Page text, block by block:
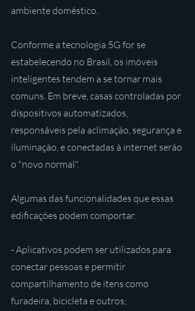
ambiente doméstico.
Conforme a tecnologia 5G for se
estabelecendo no Brasil, os imóveis
inteligentes tendem a se tornar mais
comuns. Em breve, casas controladas por
dispositivos automatizados,
responsáveis pela aclimação, segurança e
iluminação, e conectadas à internet serão
o "novo normal".
Algumas das funcionalidades que essas
edificações podem comportar:
- Aplicativos podem ser utilizados para
conectar pessoas e permitir
compartilhamento de itens como
furadeira, bicicleta e outros;